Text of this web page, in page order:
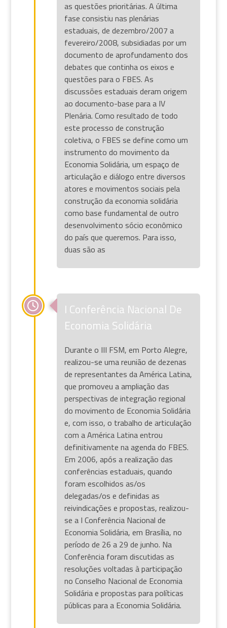
as questões prioritárias. A última
fase consistiu nas plenárias
estaduais, de dezembro/2007 a
fevereiro/2008, subsidiadas por um
documento de aprofundamento dos
debates que continha os eixos e
questões para o FBES. As
discussões estaduais deram origem
ao documento-base para a IV
Plenária. Como resultado de todo
este processo de construção
coletiva, o FBES se define como um
instrumento do movimento da
Economia Solidária, um espaço de
articulação e diálogo entre diversos
atores e movimentos sociais pela
construção da economia solidária
como base fundamental de outro
desenvolvimento sócio econômico
do país que queremos. Para isso,
duas são as
I Conferência Nacional De
Economia Solidária
Durante o III FSM, em Porto Alegre,
realizou-se uma reunião de dezenas
de representantes da América Latina,
que promoveu a ampliação das
perspectivas de integração regional
do movimento de Economia Solidária
e, com isso, o trabalho de articulação
com a América Latina entrou
definitivamente na agenda do FBES.
Em 2006, após a realização das
conferências estaduais, quando
foram escolhidos as/os
delegadas/os e definidas as
reivindicações e propostas, realizou-
se a I Conferência Nacional de
Economia Solidária, em Brasília, no
período de 26 a 29 de junho. Na
Conferência foram discutidas as
resoluções voltadas à participação
no Conselho Nacional de Economia
Solidária e propostas para políticas
públicas para a Economia Solidária.